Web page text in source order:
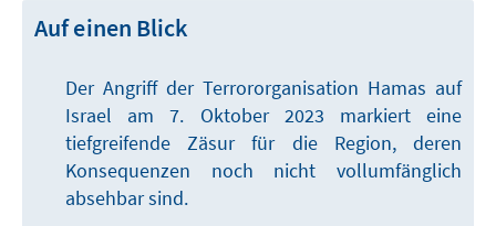
Auf einen Blick
Der Angriff der Terrororganisation Hamas auf
Israel am 7. Oktober 2023 markiert eine
tiefgreifende Zäsur für die Region, deren
Konsequenzen noch nicht vollumfänglich
absehbar sind.